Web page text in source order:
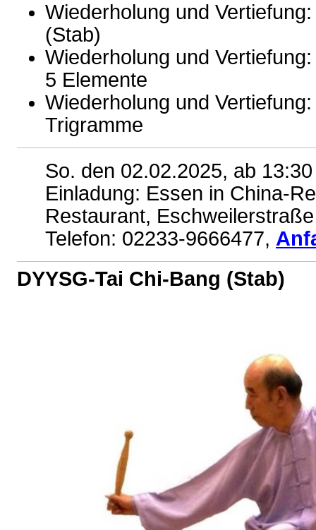
Wiederholung und
(Stab)
Wiederholung und
5 Elemente
Wiederholung und
Trigramme
So. den 02.02.2025, ab 13:30
Einladung: Essen in China-
Restaurant,
Telefon: 02233-9666477,
DYYSG-Tai Chi-Bang (Stab)